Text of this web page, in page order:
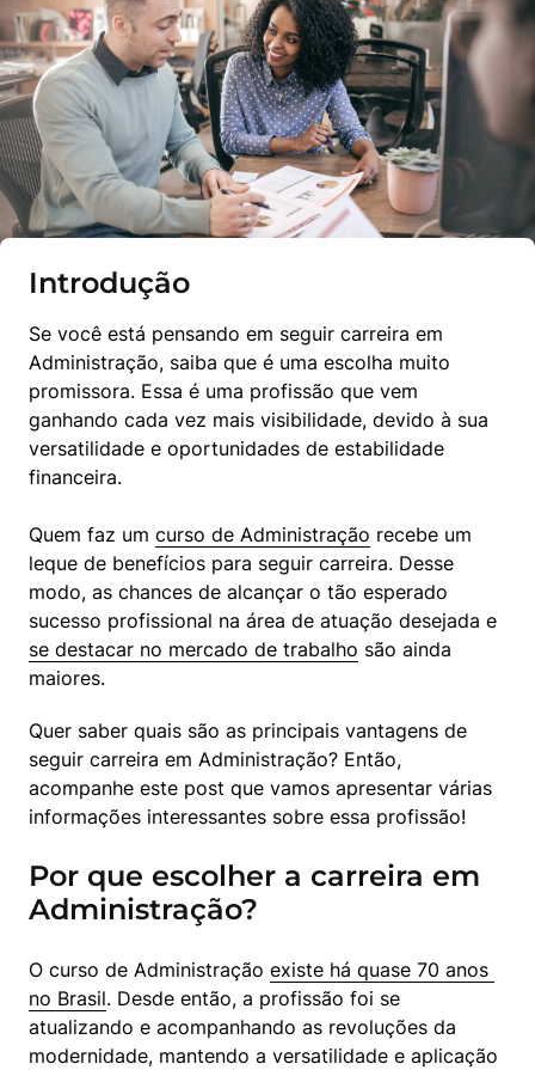
Introdução
Se você está pensando em seguir carreira em
Administração, saiba que é uma escolha muito
promissora. Essa é uma profissão que vem
ganhando cada vez mais visibilidade, devido à sua
versatilidade e oportunidades de estabilidade
financeira.
Quem faz um curso de Administração recebe um
leque de benefícios para seguir carreira. Desse
modo, as chances de alcançar o tão esperado
se destacar no mercado de trabalho são ainda
maiores.
Quer saber quais são as principais vantagens de
seguir carreira em Administração? Então,
acompanhe este post que vamos apresentar várias
informações interessantes sobre essa profissão!
Por que escolher a carreira em
Administração?
O curso de Administração existe há quase 70 anos
no Brasil. Desde então, a profissão foi se
atualizando e acompanhando as revoluções da
modernidade, mantendo a versatilidade e aplicação